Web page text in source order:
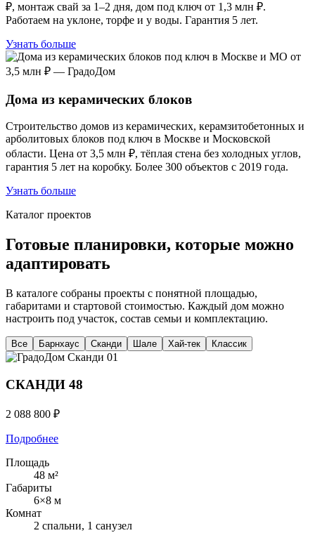
₽, монтаж свай за 1–2 дня, дом под ключ от 1,3 млн ₽.
Работаем на уклоне, торфе и у воды. Гарантия 5 лет.
Узнать больше
Дома из керамических блоков
Строительство домов из керамических, керамзитобетонных и
арболитовых блоков под ключ в Москве и Московской
области. Цена от 3,5 млн ₽, тёплая стена без холодных углов,
гарантия 5 лет на коробку. Более 300 объектов с 2019 года.
Узнать больше
Каталог проектов
Готовые планировки, которые можно
адаптировать
В каталоге собраны проекты с понятной площадью,
габаритами и стартовой стоимостью. Каждый дом можно
настроить под участок, состав семьи и комплектацию.
Все Барнхаус Сканди Шале Хай-тек Классик
Сканди 01
СКАНДИ 48
2 088 800 ₽
Подробнее
Площадь
48 м²
Габариты
6×8 м
Комнат
2 спальни, 1 санузел